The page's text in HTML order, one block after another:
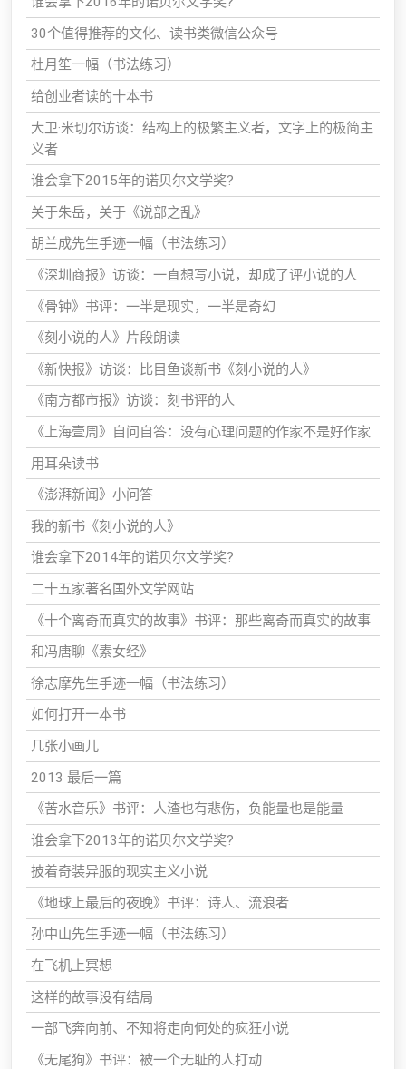
30个值得推荐的文化、读书类微信公众号
杜月笙一幅（书法练习）
给创业者读的十本书
大卫·米切尔访谈：结构上的极繁主义者，文字上的极简主
义者
谁会拿下2015年的诺贝尔文学奖?
关于朱岳，关于《说部之乱》
胡兰成先生手迹一幅（书法练习）
《深圳商报》访谈：一直想写小说，却成了评小说的人
《骨钟》书评：一半是现实，一半是奇幻
《刻小说的人》片段朗读
《新快报》访谈：比目鱼谈新书《刻小说的人》
《南方都市报》访谈：刻书评的人
《上海壹周》自问自答：没有心理问题的作家不是好作家
用耳朵读书
《澎湃新闻》小问答
我的新书《刻小说的人》
谁会拿下2014年的诺贝尔文学奖?
二十五家著名国外文学网站
《十个离奇而真实的故事》书评：那些离奇而真实的故事
和冯唐聊《素女经》
徐志摩先生手迹一幅（书法练习）
如何打开一本书
几张小画儿
2013 最后一篇
《苦水音乐》书评：人渣也有悲伤，负能量也是能量
谁会拿下2013年的诺贝尔文学奖?
披着奇装异服的现实主义小说
《地球上最后的夜晚》书评：诗人、流浪者
孙中山先生手迹一幅（书法练习）
在飞机上冥想
这样的故事没有结局
一部飞奔向前、不知将走向何处的疯狂小说
《无尾狗》书评：被一个无耻的人打动